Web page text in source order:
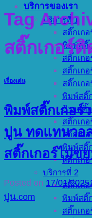
บริการของเรา
บริการที่ 1
สติ๊กเก
พิมพ์สติ๊
สติ๊กเก
สติ๊กเก
สติ๊กเกอ
พิมพ์สติ๊
ป้ายสติ๊
สติ๊กเก
สติ๊กเก
พิมพ์สติ๊
สติ๊กเก
บริการที่ 2
สติ๊กเก
พิมพ์สติ๊
สติ๊กเก
Tag
สติ๊กเกอร์
เรื่องเด่น
พิมพ์สติ๊กเกอร์
ปูน ทดแทนวอ
สติ๊กเกอร์ไม่ข
Posted on 17/01/2025
ปูน.com